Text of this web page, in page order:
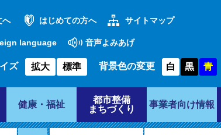
へ はじめての方へ サイトマップ
language 音声よみあげ
ズ 拡大 標準 背景色の変更 白 黒 青
健康・福祉
都市整備
まちづくり
事業者向け情報